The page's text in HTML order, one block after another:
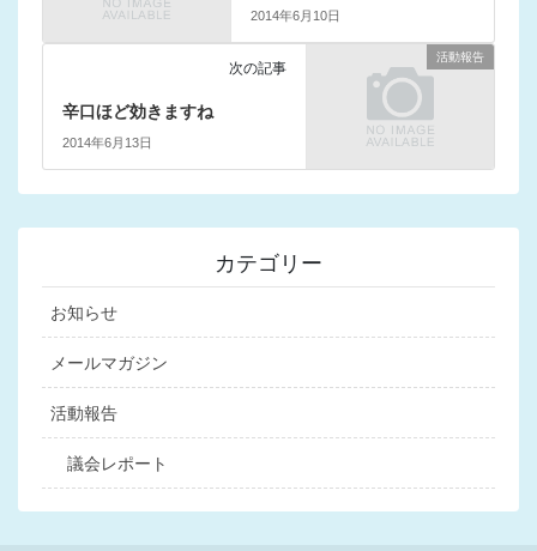
2014年6月10日
活動報告
次の記事
辛口ほど効きますね
2014年6月13日
カテゴリー
お知らせ
メールマガジン
活動報告
議会レポート